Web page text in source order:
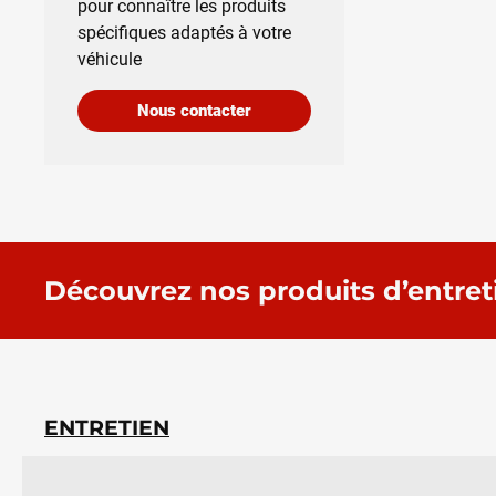
pour connaître les produits
spécifiques adaptés à votre
véhicule
Nous contacter
Découvrez nos produits
ENTRETIEN